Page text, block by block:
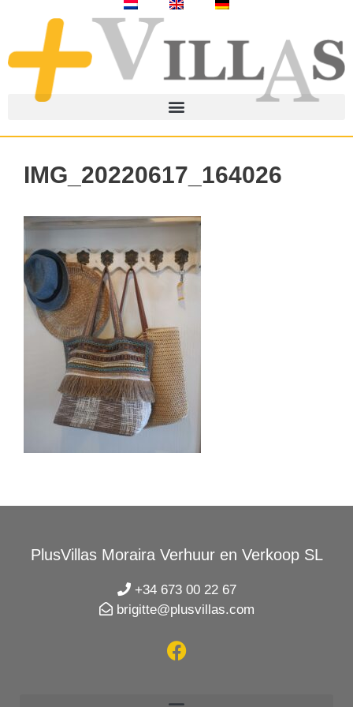
IMG_20220617_164026
PlusVillas Moraira Verhuur en Verkoop SL
+34 673 00 22 67
brigitte@plusvillas.com